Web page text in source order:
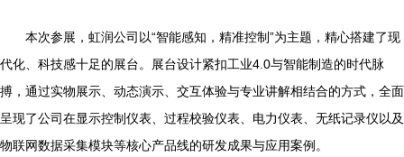
本次参展，虹润公司以“智能感知，精准控制”为主题，精心搭建了现
代化、科技感十足的展台。展台设计紧扣工业4.0与智能制造的时代脉
搏，通过实物展示、动态演示、交互体验与专业讲解相结合的方式，全面
呈现了公司在显示控制仪表、过程校验仪表、电力仪表、无纸记录仪以及
物联网数据采集模块等核心产品线的研发成果与应用案例。